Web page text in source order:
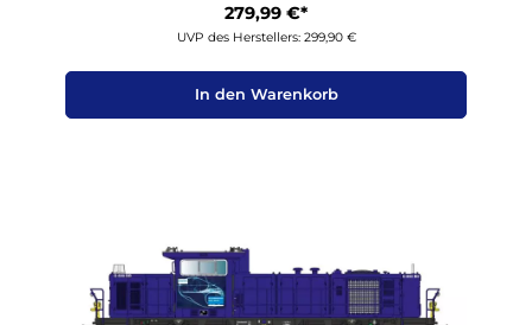
279,99 €*
UVP des Herstellers: 299,90 €
In den Warenkorb